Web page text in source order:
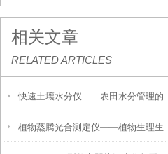
相关文章
RELATED ARTICLES
快速土壤水分仪——农田水分管理的
便携式检测工具
植物蒸腾光合测定仪——植物生理生